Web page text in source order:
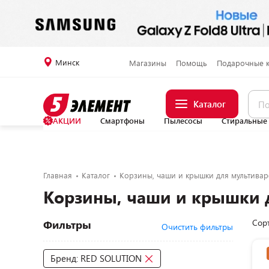
Минск Магазины Помощь Подарочные
Каталог
АКЦИИ Смартфоны Пылесосы
Главная Каталог Корзины, чаши и крышки для
Корзины, чаши и крышки
Фильтры Очистить фильтры
Бренд: RED SOLUTION